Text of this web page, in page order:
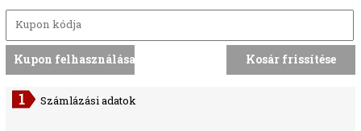
Számlázási adatok